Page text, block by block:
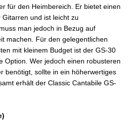
für den Heimbereich. Er bietet einen
und ist leicht zu
man jedoch in Bezug auf
machen. Für den gelegentlichen
mit kleinem Budget ist der GS-30
Option. Wer jedoch einen robusteren
benötigt, sollte in ein höherwertiges
erhält der Classic Cantabile GS-